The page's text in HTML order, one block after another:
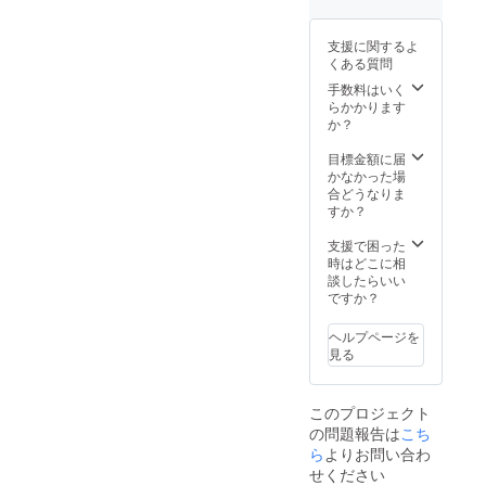
ス、
ベーキ
ングパ
ウ
ダー、
ペクチ
（クエ
ン
酸）、
（亜硫
酸
塩）、
香料、
ビタミ
ン、紅
素、着
色料
（黄
４、黄
５）
（一部
に乳成
お子
様、妊
婦・授
乳期の
方、及
び車を
はご注
意、ご
遠慮く
料：ド
ライい
ちじく
（トル
産）、
ター、
全卵、
砂糖、
小麦
粉、洋
酒、ア
プリ
ンなど
で利用
されて
いるも
のを
使って
イズ：
長さ16
㎝×幅4
ンチ
（173ℊ
） 賞味
期限：
解凍後
７２時
間以内
にお召
りくだ
さい ※
冷凍で
の賞味
ボンボ
コラの
ように
仕上げ
ること
とお酒
の香り
を閉じ
とがで
き、美
味しさ
と風味
るよう
になっ
ていま
す。 サ
長さ
16cm×
幅4cm×
高さ2.5
㎝セン
支援に関するよ
くある質問
手数料はいく
らかかります
か？
目標金額に届
かなかった場
合どうなりま
すか？
支援で困った
時はどこに相
談したらいい
ですか？
ヘルプページを
見る
このプロジェクト
の問題報告はこち
ら よりお問い合わ
せください